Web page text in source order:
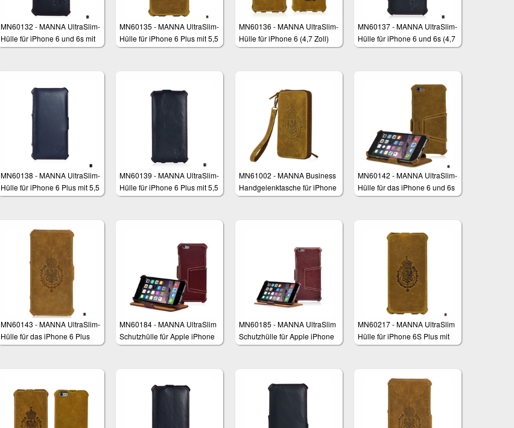
MN60132 - MANNA UltraSlim-
Hülle für iPhone 6 und 6s mit
4,7 Zoll
MN60135 - MANNA UltraSlim-
Hülle für iPhone 6 Plus mit 5,5
Zoll
MN60136 - MANNA UltraSlim-
Hülle für iPhone 6 (4,7 Zoll)
MN60137 - MANNA UltraSlim-
Hülle für iPhone 6 und 6s (4,7
Zoll)
MN60138 - MANNA UltraSlim-
Hülle für iPhone 6 Plus mit 5,5
Zoll
MN60139 - MANNA UltraSlim-
Hülle für iPhone 6 Plus mit 5,5
Zoll
MN61002 - MANNA Business
Handgelenktasche für iPhone
6 und 6 Plus
MN60142 - MANNA UltraSlim-
Hülle für das iPhone 6 und 6s
(4,7 Zoll)
MN60143 - MANNA UltraSlim-
Hülle für das iPhone 6 Plus
(5,5 Zoll)
MN60184 - MANNA UltraSlim
Schutzhülle für Apple iPhone
6 (4,7 Zoll)
MN60185 - MANNA UltraSlim
Schutzhülle für Apple iPhone
6 Plus (5,5 Zoll)
MN60217 - MANNA UltraSlim
Hülle für iPhone 6S Plus mit
5,5 Zoll